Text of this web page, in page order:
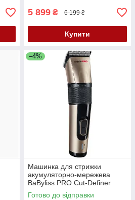
5 899 ₴ 6 199 ₴
Купити
–4%
Машинка для стрижки
акумуляторно-мережева
BaByliss PRO Cut-Definer
FX862E
Готово до відправки